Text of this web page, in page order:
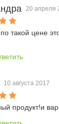
20 апреля
такой цене
10 августа 2017
продукт!и